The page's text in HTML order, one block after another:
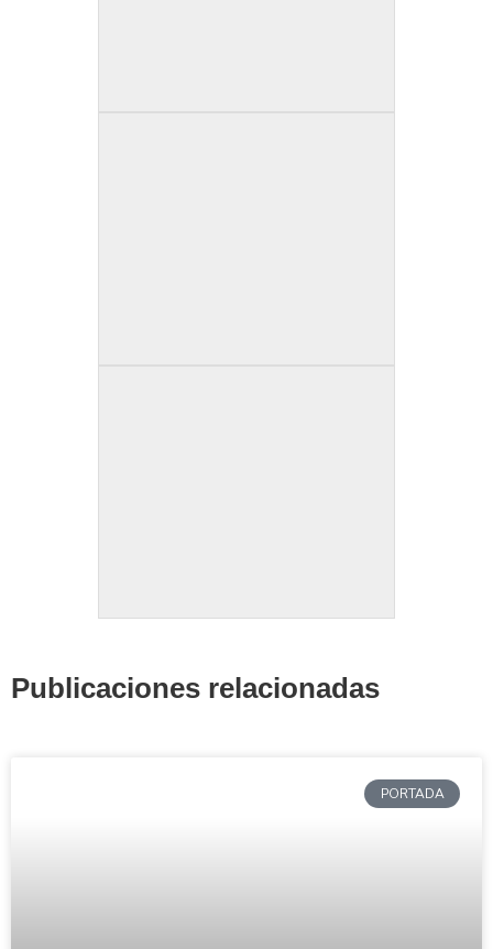
Publicaciones relacionadas
PORTADA